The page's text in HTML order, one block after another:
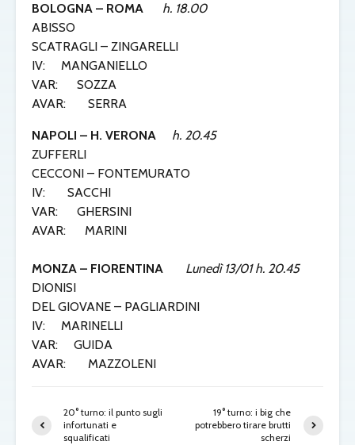
BOLOGNA – ROMA h. 18.00
ABISSO
SCATRAGLI – ZINGARELLI
IV: MANGANIELLO
VAR: SOZZA
AVAR: SERRA
NAPOLI – H. VERONA h. 20.45
ZUFFERLI
CECCONI – FONTEMURATO
IV: SACCHI
VAR: GHERSINI
AVAR: MARINI
MONZA – FIORENTINA Lunedì 13/01 h. 20.45
DIONISI
DEL GIOVANE – PAGLIARDINI
IV: MARINELLI
VAR: GUIDA
AVAR: MAZZOLENI
20° turno: il punto sugli
infortunati e
squalificati
19° turno: i big che
potrebbero tirare brutti
scherzi